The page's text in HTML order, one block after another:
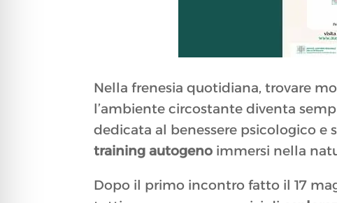
Nella frenesia quotidiana, trovare
l’ambiente circostante diventa
dedicata al benessere psicologico e
training autogeno immersi nella
Dopo il primo incontro fatto il 17